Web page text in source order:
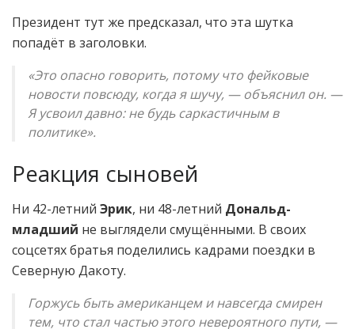
Президент тут же предсказал, что эта шутка
попадёт в заголовки.
«Это опасно говорить, потому что фейковые
новости повсюду, когда я шучу, — объяснил он. —
Я усвоил давно: не будь саркастичным в
политике».
Реакция сыновей
Ни 42-летний Эрик, ни 48-летний Дональд-
младший не выглядели смущёнными. В своих
соцсетях братья поделились кадрами поездки в
Северную Дакоту.
Горжусь быть американцем и навсегда смирен
тем, что стал частью этого невероятного пути, —